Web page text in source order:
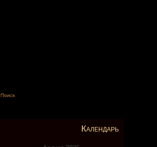
Поиск
Календарь